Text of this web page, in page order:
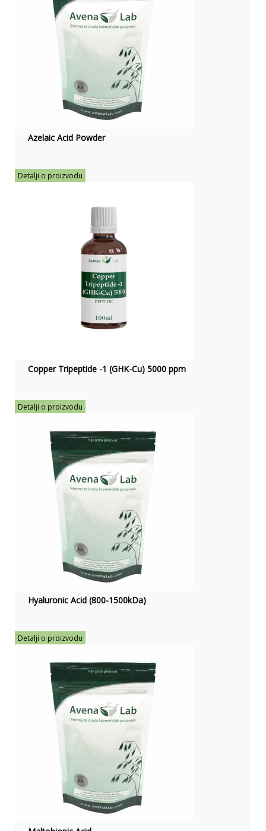
Azelaic Acid Powder
Detalji o proizvodu
Copper Tripeptide -1 (GHK-Cu) 5000 ppm
Detalji o proizvodu
Hyaluronic Acid (800-1500kDa)
Detalji o proizvodu